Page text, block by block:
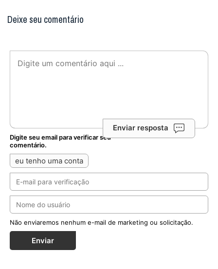
Deixe seu comentário
Enviar resposta
Digite seu email para verificar seu
comentário.
eu tenho uma conta
Não enviaremos nenhum e-mail de marketing ou solicitação.
Enviar